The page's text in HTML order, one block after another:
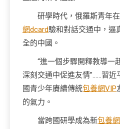
研學時代，俄羅斯青年
網dcard驗和對話交通中，逼
全的中國。
“進一個步驟開釋教導一
深刻交通中促進友情”……習
國青少年賡續傳統包養網VIP
的氣力。
當跨國研學成為新包養網